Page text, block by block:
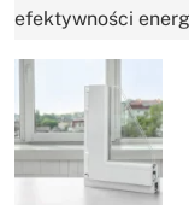
efektywności